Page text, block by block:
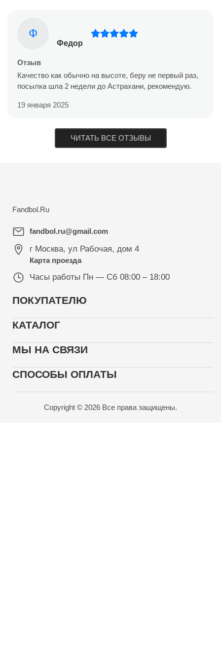
Ф
Федор
Отзыв
Качество как обычно на высоте, беру не первый раз,
посылка шла 2 недели до Астрахани, рекомендую.
19 января 2025
ЧИТАТЬ ВСЕ ОТЗЫВЫ
Fandbol.Ru
fandbol.ru@gmail.com
г Москва, ул Рабочая, дом 4
Карта проезда
Часы работы Пн — Сб 08:00 – 18:00
ПОКУПАТЕЛЮ
КАТАЛОГ
МЫ НА СВЯЗИ
СПОСОБЫ ОПЛАТЫ
Copyright © 2026 Все права защищены.